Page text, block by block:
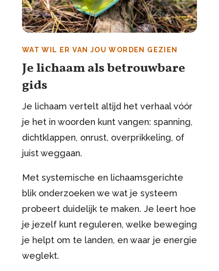
WAT WIL ER VAN JOU WORDEN GEZIEN
Je lichaam als betrouwbare
gids
Je lichaam vertelt altijd het verhaal vóór
je het in woorden kunt vangen: spanning,
dichtklappen, onrust, overprikkeling, of
juist weggaan.
Met systemische en lichaamsgerichte
blik onderzoeken we wat je systeem
probeert duidelijk te maken. Je leert hoe
je jezelf kunt reguleren, welke beweging
je helpt om te landen, en waar je energie
weglekt.